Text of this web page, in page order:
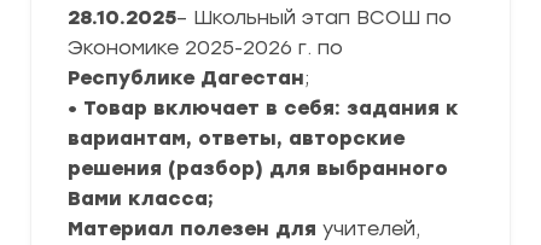
28.10.2025– Школьный этап ВСОШ по
Экономике 2025-2026 г. по
Республике Дагестан;
• Товар включает в себя: задания к
вариантам, ответы, авторские
решения (разбор) для выбранного
Вами класса;
Материал полезен для учителей,